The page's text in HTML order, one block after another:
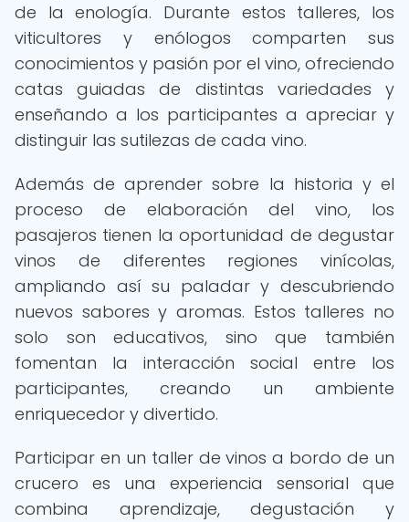
de la enología. Durante estos talleres, los
viticultores y enólogos comparten sus
conocimientos y pasión por el vino, ofreciendo
catas guiadas de distintas variedades y
enseñando a los participantes a apreciar y
distinguir las sutilezas de cada vino.
Además de aprender sobre la historia y el
proceso de elaboración del vino, los
pasajeros tienen la oportunidad de degustar
vinos de diferentes regiones vinícolas,
ampliando así su paladar y descubriendo
nuevos sabores y aromas. Estos talleres no
solo son educativos, sino que también
fomentan la interacción social entre los
participantes, creando un ambiente
enriquecedor y divertido.
Participar en un taller de vinos a bordo de un
crucero es una experiencia sensorial que
combina aprendizaje, degustación y